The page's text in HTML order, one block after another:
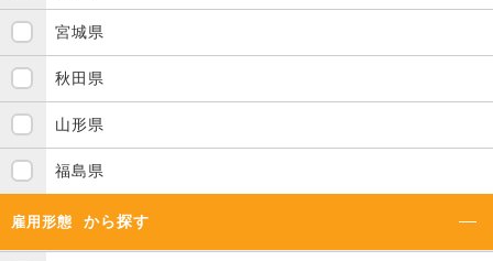
宮城県
秋田県
山形県
福島県
雇用形態 から探す